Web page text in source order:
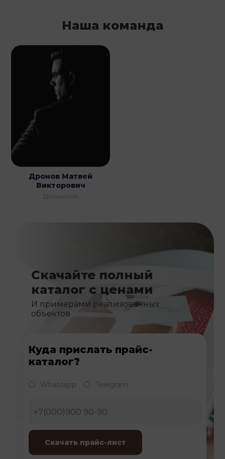
Наша команда
Дронов Матвей
Викторович
Должность
Скачайте полный
каталог с ценами
И примерами реализованных
объектов
Куда прислать прайс-
каталог?
Whatsapp Telegram